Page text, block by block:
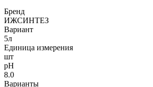
Бренд
ИЖСИНТЕЗ
Вариант
5л
Единица измерения
шт
pH
8.0
Варианты